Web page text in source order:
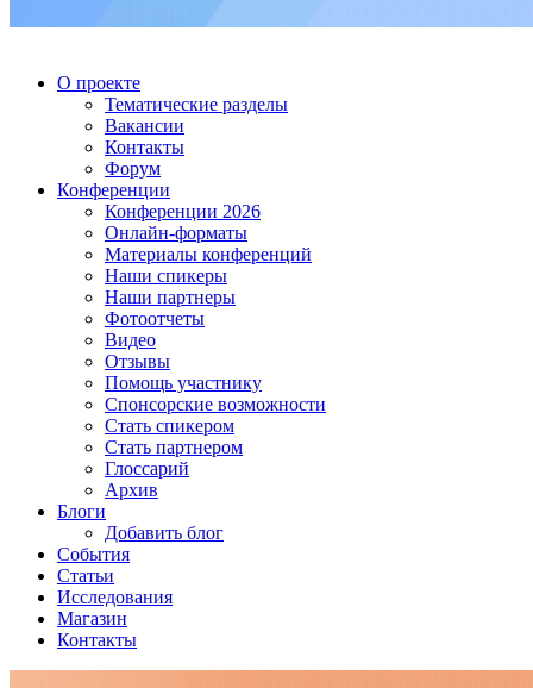
О проекте
Тематические разделы
Вакансии
Контакты
Форум
Конференции
Конференции 2026
Онлайн-форматы
Материалы конференций
Наши спикеры
Наши партнеры
Фотоотчеты
Видео
Отзывы
Помощь участнику
Спонсорские возможности
Стать спикером
Стать партнером
Глоссарий
Архив
Блоги
Добавить блог
События
Статьи
Исследования
Магазин
Контакты